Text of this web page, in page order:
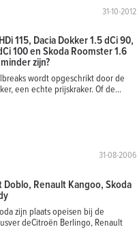
31-10-2012
115, Dacia Dokker 1.5 dCi 90,
100 en Skoda Roomster 1.6
zijn?
wordt opgeschrikt door de
een echte prijskraker. Of de...
31-08-2006
Renault Kangoo, Skoda
zijn plaats opeisen bij de
deCitroën Berlingo, Renault